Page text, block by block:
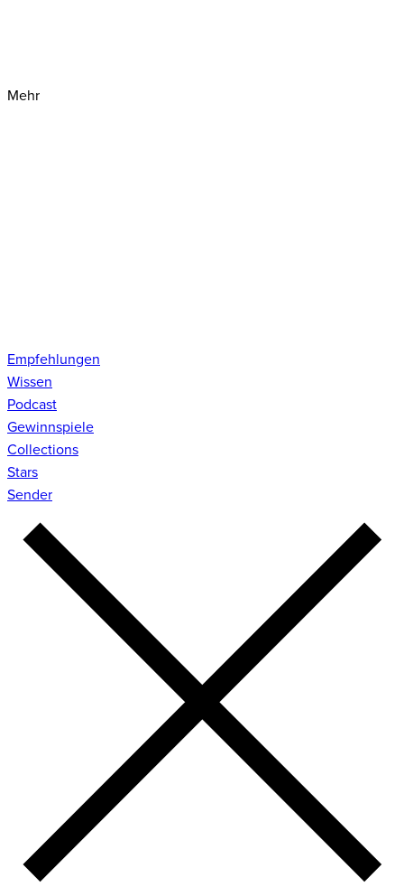
Mehr
Empfehlungen
Wissen
Podcast
Gewinnspiele
Collections
Stars
Sender